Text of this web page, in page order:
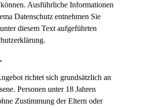
Ausführliche Informationen
Datenschutz entnehmen Sie
diesem Text aufgeführten
richtet sich grundsätzlich an
Personen unter 18 Jahren
Zustimmung der Eltern oder